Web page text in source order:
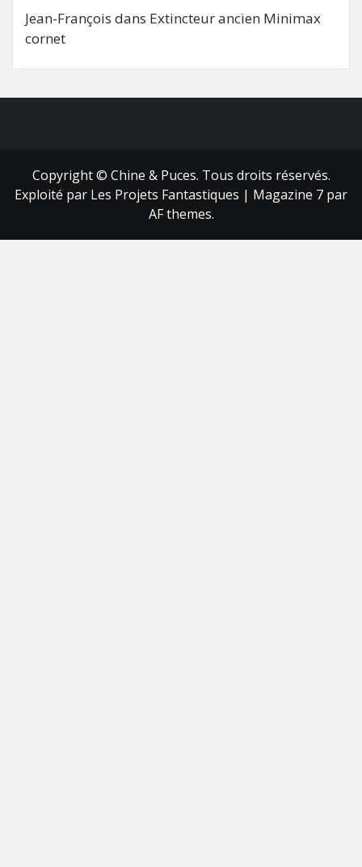
Jean-François dans Extincteur ancien Minimax
cornet
Copyright © Chine & Puces. Tous droits réservés.
Exploité par Les Projets Fantastiques | Magazine 7 par
AF themes.